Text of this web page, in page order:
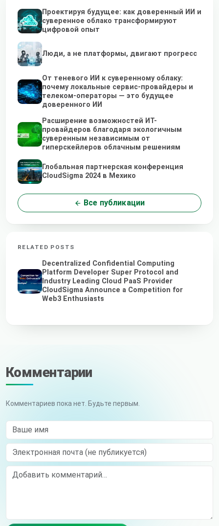
Проектируя будущее: как доверенный ИИ и
суверенное облако трансформируют
цифровой опыт
Люди, а не платформы, двигают прогресс
От теневого ИИ к суверенному облаку:
почему локальные сервис-провайдеры и
телеком-операторы — это будущее
доверенного ИИ
Расширение возможностей ИТ-
провайдеров благодаря экологичным
суверенным независимым от
гиперскейлеров облачным решениям
Глобальная партнерская конференция
CloudSigma 2024 в Мехико
Все публикации
RELATED POSTS
Decentralized Confidential Computing
Platform Developer Super Protocol and
Industry Leading Cloud PaaS Provider
CloudSigma Announce a Competition for
Web3 Enthusiasts
Комментарии
Комментариев пока нет. Будьте первым.
Ваше имя
Электронная почта (не публикуется)
Comment